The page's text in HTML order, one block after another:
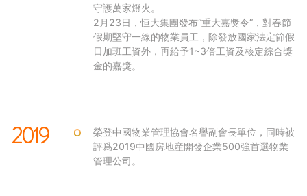
守護萬家燈火。
2月23日，恒大集團發布“重大嘉獎令”，對春節
假期堅守一線的物業員工，除發放國家法定節假
日加班工資外，再給予1~3倍工資及核定綜合獎
金的嘉獎。
2019
榮登中國物業管理協會名譽副會長單位，同時被
評爲2019中國房地産開發企業500強首選物業
管理公司。